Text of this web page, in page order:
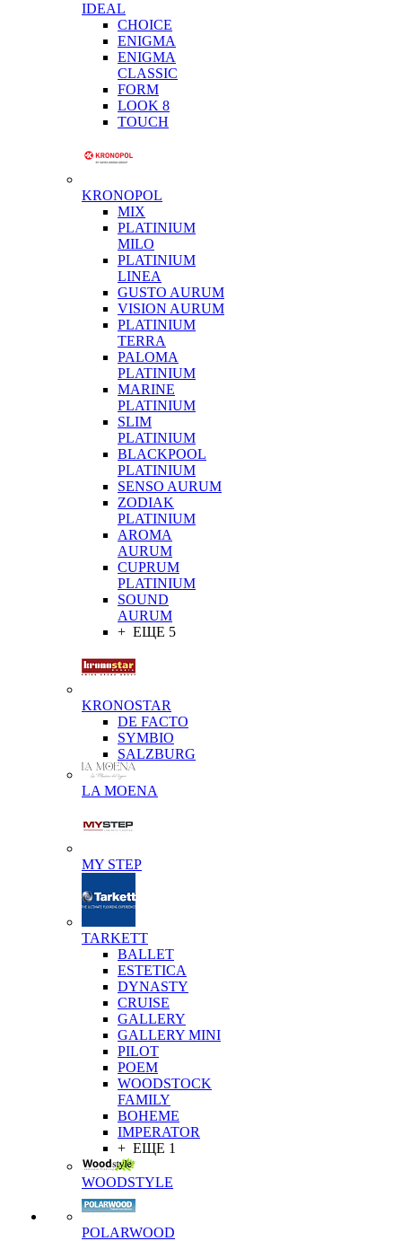
IDEAL
CHOICE
ENIGMA
ENIGMA
CLASSIC
FORM
LOOK 8
TOUCH
KRONOPOL
MIX
PLATINIUM
MILO
PLATINIUM
LINEA
GUSTO AURUM
VISION AURUM
PLATINIUM
TERRA
PALOMA
PLATINIUM
MARINE
PLATINIUM
SLIM
PLATINIUM
BLACKPOOL
PLATINIUM
SENSO AURUM
ZODIAK
PLATINIUM
AROMA
AURUM
CUPRUM
PLATINIUM
SOUND
AURUM
+ ЕЩЕ 5
KRONOSTAR
DE FACTO
SYMBIO
SALZBURG
LA MOENA
MY STEP
TARKETT
BALLET
ESTETICA
DYNASTY
CRUISE
GALLERY
GALLERY MINI
PILOT
POEM
WOODSTOCK
FAMILY
BOHEME
IMPERATOR
+ ЕЩЕ 1
WOODSTYLE
POLARWOOD